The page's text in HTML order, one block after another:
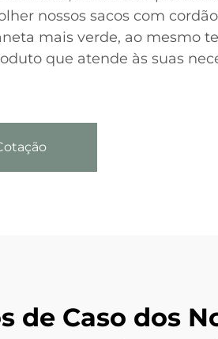
nossos sacos com
mais verde, ao mesmo
que atende às suas
de Caso dos